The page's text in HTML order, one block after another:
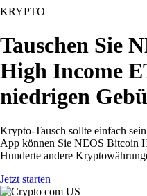
KRYPTO
Tauschen Sie
High Income
niedrigen
Krypto-Tausch sollte einfach
App können Sie NEOS Bitcoin
Hunderte andere
Jetzt starten